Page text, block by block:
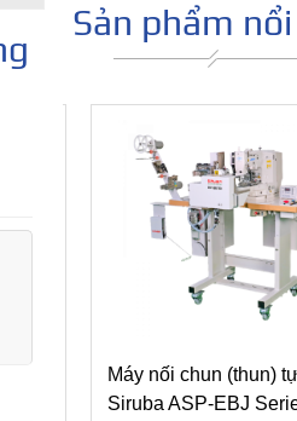
Sản phẩm
Máy nối chun (thun)
Siruba ASP-EBJ